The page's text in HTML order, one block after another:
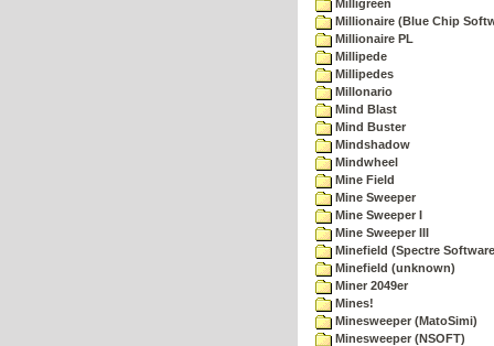
Milligreen
Millionaire (Blue Chip
Millionaire PL
Millipede
Millipedes
Millonario
Mind Blast
Mind Buster
Mindshadow
Mindwheel
Mine Field
Mine Sweeper
Mine Sweeper I
Mine Sweeper III
Minefield (Spectre
Minefield (unknown)
Miner 2049er
Mines!
Minesweeper (MatoSimi)
Minesweeper (NSOFT)